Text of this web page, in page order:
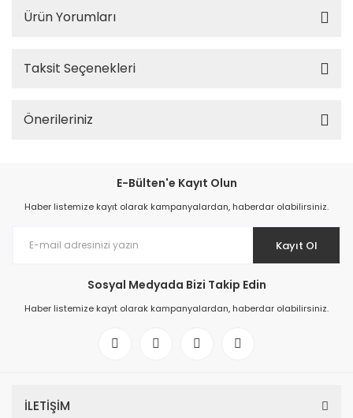
Ürün Yorumları
Taksit Seçenekleri
Önerileriniz
E-Bülten'e Kayıt Olun
Haber listemize kayıt olarak kampanyalardan, haberdar olabilirsiniz.
Kayıt Ol
Sosyal Medyada Bizi Takip Edin
Haber listemize kayıt olarak kampanyalardan, haberdar olabilirsiniz.
İLETİŞİM